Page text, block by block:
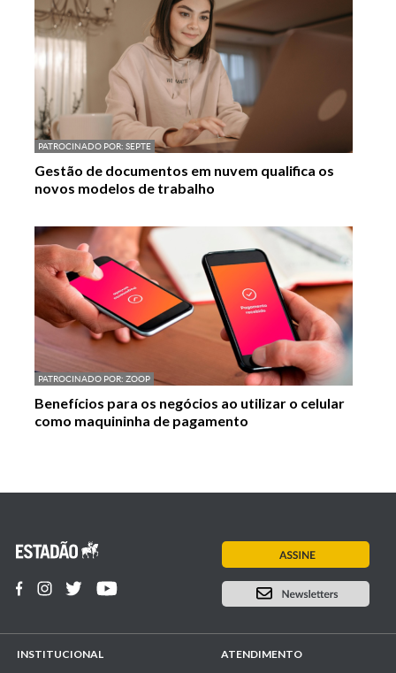
PATROCINADO POR: SEPTE
Gestão de documentos em nuvem qualifica os
novos modelos de trabalho
PATROCINADO POR: ZOOP
Benefícios para os negócios ao utilizar o celular
como maquininha de pagamento
INSTITUCIONAL ATENDIMENTO